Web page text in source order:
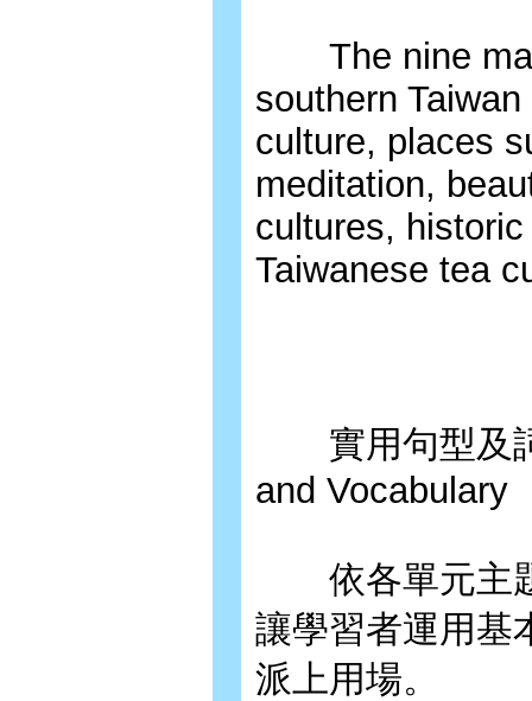
The nine
southern
culture, places
meditation,
cultures,
Taiwanese tea
實用句型及詞
and Vocabulary
依各單元主題
讓學習者運用基
派上用場。